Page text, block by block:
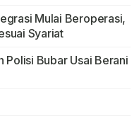
Mulai Beroperasi,
Syariat
Polisi Bubar Usai Berani